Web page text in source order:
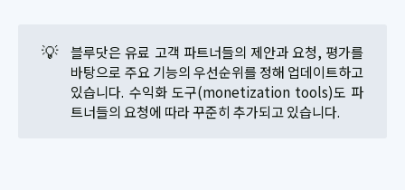
💡
블루닷은 유료 고객 파트너들의 제안과 요청, 평가를
바탕으로 주요 기능의 우선순위를 정해 업데이트하고
있습니다. 수익화 도구(monetization tools)도 파
트너들의 요청에 따라 꾸준히 추가되고 있습니다.